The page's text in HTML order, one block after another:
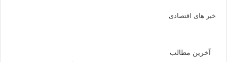
خبر های اقتصادی
آخرین مطالب